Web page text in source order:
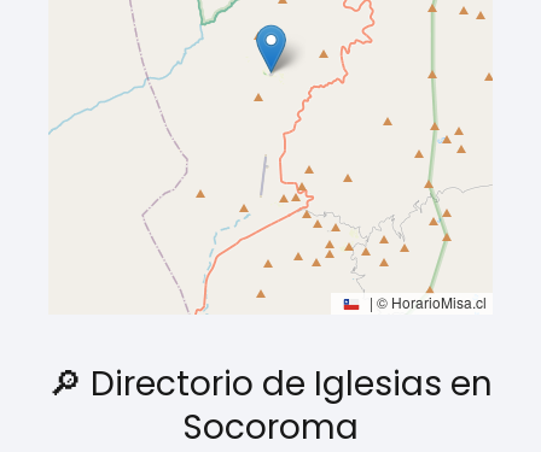
| © HorarioMisa.cl
🔎 Directorio de Iglesias en
Socoroma